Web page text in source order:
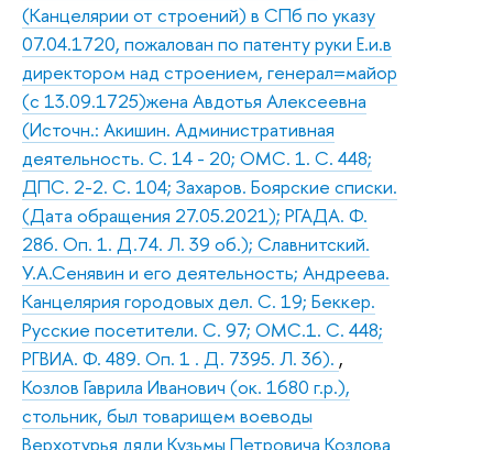
(Канцелярии от строений) в СПб по указу
07.04.1720, пожалован по патенту руки Е.и.в
директором над строением, генерал=майор
(с 13.09.1725)жена Авдотья Алексеевна
(Источн.: Акишин. Административная
деятельность. С. 14 - 20; ОМС. 1. С. 448;
ДПС. 2-2. С. 104; Захаров. Боярские списки.
(Дата обращения 27.05.2021); РГАДА. Ф.
286. Оп. 1. Д.74. Л. 39 об.); Славнитский.
У.А.Сенявин и его деятельность; Андреева.
Канцелярия городовых дел. С. 19; Беккер.
Русские посетители. С. 97; ОМС.1. С. 448;
РГВИА. Ф. 489. Оп. 1 . Д. 7395. Л. 36). ,
Козлов Гаврила Иванович (ок. 1680 г.р.),
стольник, был товарищем воеводы
Верхотурья дяди Кузьмы Петровича Козлова